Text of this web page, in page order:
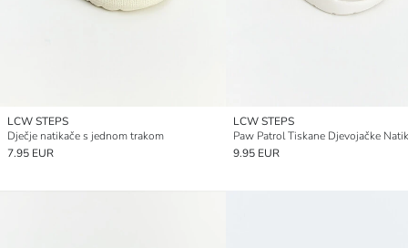
LCW STEPS
Dječje natikače s jednom trakom
7.95 EUR
LCW STEPS
Paw Patrol Tiskane Djevojačke
9.95 EUR